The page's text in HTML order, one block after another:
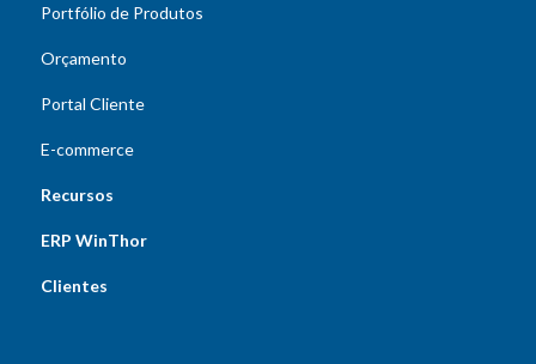
Portfólio de Produtos
Orçamento
Portal Cliente
E-commerce
Recursos
ERP WinThor
Clientes